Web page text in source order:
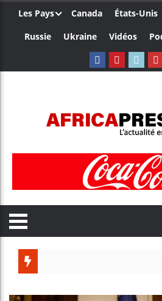
Les Pays Canada États-Unis
Russie
Ukraine Vidéos